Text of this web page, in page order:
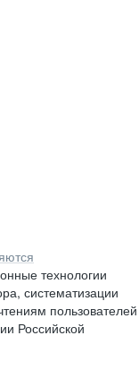
технологии
систематизации
пользователей
Российской